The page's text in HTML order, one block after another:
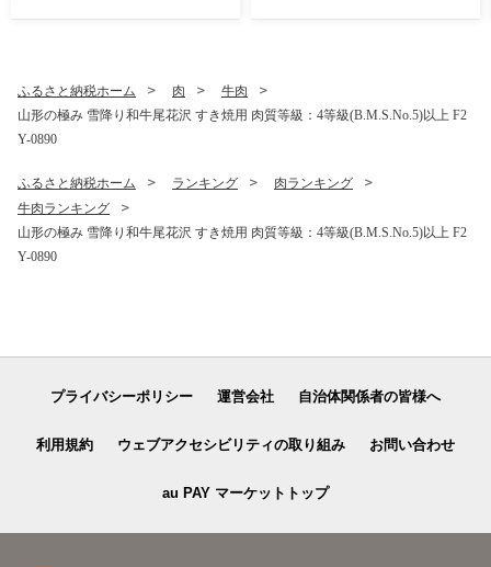
ふるさと納税ホーム 肉
牛肉
山形の極み 雪降り和牛尾花沢 すき焼用 肉質等級：4等級(B.M.S.No.5)以上 F2
Y-0890
ふるさと納税ホーム ランキング
肉ランキング
牛肉ランキング
山形の極み 雪降り和牛尾花沢 すき焼用 肉質等級：4等級(B.M.S.No.5)以上 F2
Y-0890
プライバシーポリシー 運営会社 自治体関係者の皆様へ
利用規約 ウェブアクセシビリティの取り組み お問い合わせ
au PAY マーケットトップ